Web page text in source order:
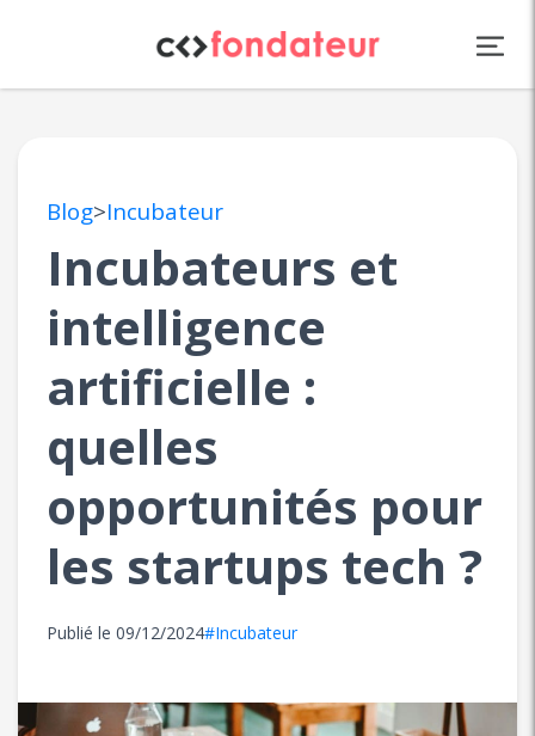
Blog>Incubateur
Incubateurs et
intelligence
artificielle :
quelles
opportunités pour
les startups tech ?
Publié le 09/12/2024#Incubateur